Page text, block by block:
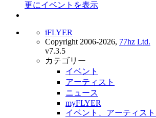
更にイベントを表示
iFLYER
Copyright 2006-2026, 77hz Ltd.
v7.3.5
カテゴリー
イベント
アーティスト
ニュース
myFLYER
イベント、アーティス